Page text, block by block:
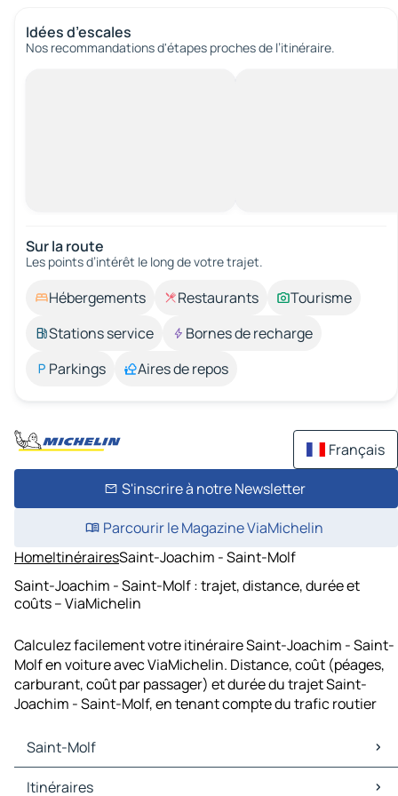
Idées d’escales
Nos recommandations d'étapes proches de l’itinéraire.
Sur la route
Les points d’intérêt le long de votre trajet.
Hébergements Restaurants
Tourisme
Stations service
Bornes de recharge
Parkings
Aires de repos
Français
S'inscrire à notre Newsletter
Parcourir le Magazine ViaMichelin
HomeItinérairesSaint-Joachim - Saint-Molf
Saint-Joachim - Saint-Molf : trajet, distance, durée et
coûts – ViaMichelin
Calculez facilement votre itinéraire Saint-Joachim - Saint-
Molf en voiture avec ViaMichelin. Distance, coût (péages,
carburant, coût par passager) et durée du trajet Saint-
Joachim - Saint-Molf, en tenant compte du trafic routier
Saint-Molf
Saint-Molf Cartes et plans
Itinéraires